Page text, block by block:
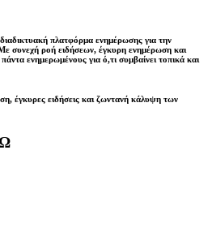
πλατφόρμα ενημέρωσης για την
συνεχή ροή ειδήσεων, έγκυρη ενημέρωση και
ενημερωμένους για ό,τι συμβαίνει τοπικά και
έγκυρες ειδήσεις και ζωντανή κάλυψη των